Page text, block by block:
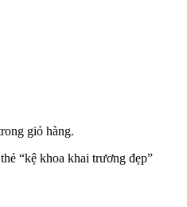
giỏ hàng.
“kệ khoa khai trương đẹp”